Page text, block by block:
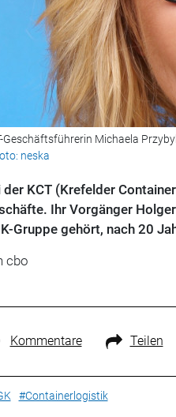
Geschäftsführerin Michaela
neska
der KCT (Krefelder
Ihr Vorgänger
Gruppe gehört, nach 20
cbo
Kommentare Teilen
#Containerlogistik